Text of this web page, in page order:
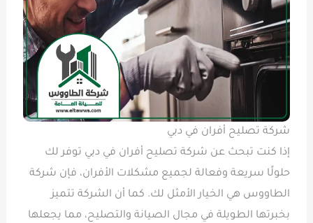
شركة تصليح أفران في دبي
إذا كنت تبحث عن شركة تصليح أفران في دبي توفر لك
حلولًا سريعة وفعالة لجميع مشكلات الأفران، فإن شركة
الطاووس هي الخيار الأمثل لك. كما أن الشركة تتميز
بخبرتها الطويلة في مجال الصيانة والتصليح، مما يجعلها